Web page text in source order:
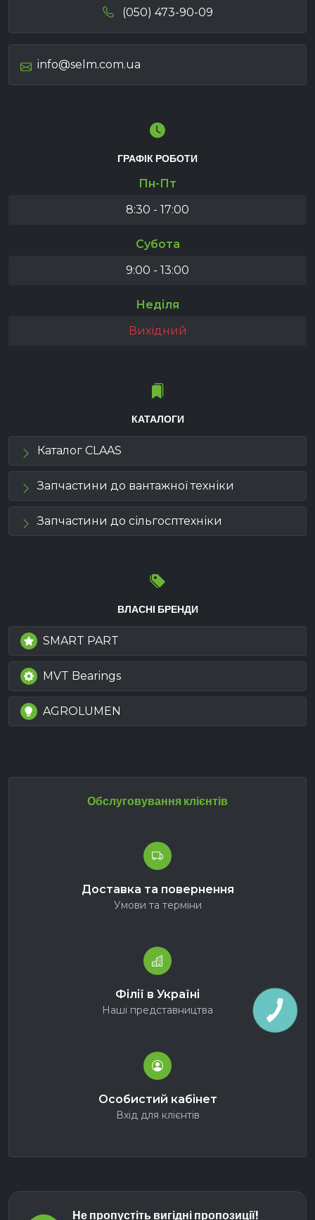
(050) 473-90-09
info@selm.com.ua
ГРАФІК РОБОТИ
Пн-Пт
8:30 - 17:00
Субота
9:00 - 13:00
Неділя
Вихідний
КАТАЛОГИ
Каталог CLAAS
Запчастини до вантажної техніки
Запчастини до сільгосптехніки
ВЛАСНІ БРЕНДИ
SMART PART
MVT Bearings
AGROLUMEN
Обслуговування клієнтів
Доставка та повернення
Умови та терміни
Філії в Україні
Наші представництва
Особистий кабінет
Вхід для клієнтів
Не пропустіть вигідні пропозиції!